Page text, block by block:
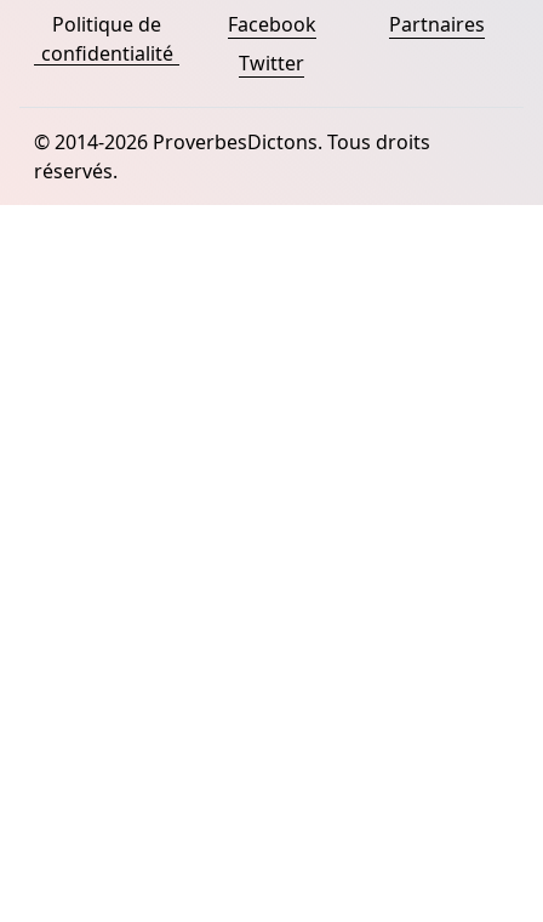
Politique de
confidentialité
Facebook
Twitter
Partnaires
© 2014-2026 ProverbesDictons. Tous droits
réservés.